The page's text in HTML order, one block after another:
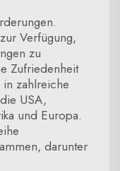
Verfügung,
zu
Zufriedenheit
zahlreiche
USA,
und Europa.
darunter